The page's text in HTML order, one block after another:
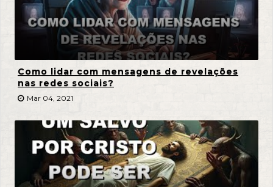
Como lidar com mensagens de revelações
nas redes sociais?
Mar 04, 2021